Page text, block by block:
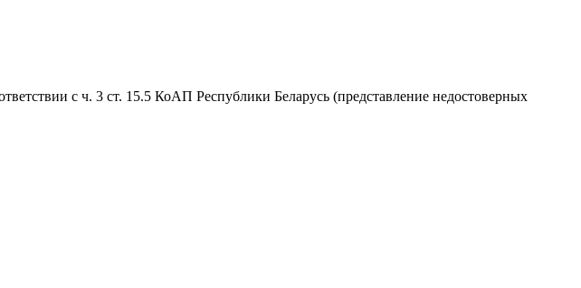
с ч. 3 ст. 15.5 КоАП Республики Беларусь (представление недостоверных